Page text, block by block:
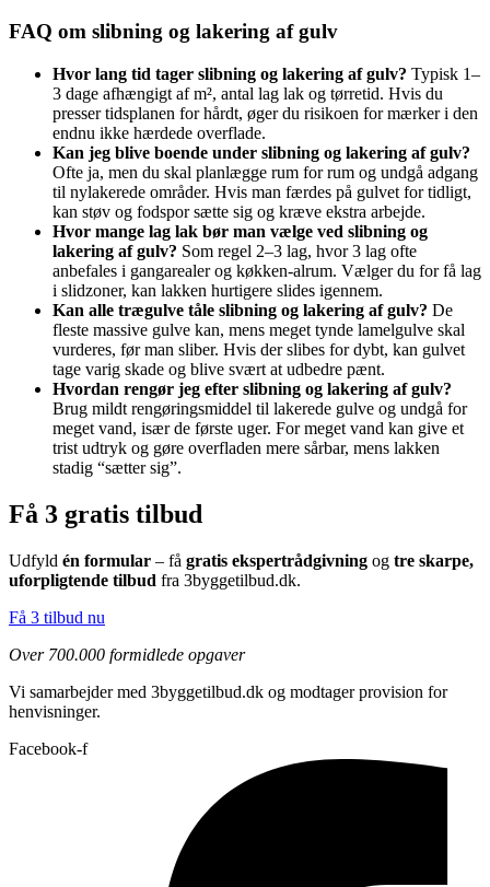
FAQ om slibning og lakering af gulv
Hvor lang tid tager slibning og lakering af gulv? Typisk 1–
3 dage afhængigt af m², antal lag lak og tørretid. Hvis du
presser tidsplanen for hårdt, øger du risikoen for mærker i den
endnu ikke hærdede overflade.
Kan jeg blive boende under slibning og lakering af gulv?
Ofte ja, men du skal planlægge rum for rum og undgå adgang
til nylakerede områder. Hvis man færdes på gulvet for tidligt,
kan støv og fodspor sætte sig og kræve ekstra arbejde.
Hvor mange lag lak bør man vælge ved slibning og
lakering af gulv? Som regel 2–3 lag, hvor 3 lag ofte
anbefales i gangarealer og køkken-alrum. Vælger du for få lag
i slidzoner, kan lakken hurtigere slides igennem.
Kan alle trægulve tåle slibning og lakering af gulv? De
fleste massive gulve kan, mens meget tynde lamelgulve skal
vurderes, før man sliber. Hvis der slibes for dybt, kan gulvet
tage varig skade og blive svært at udbedre pænt.
Hvordan rengør jeg efter slibning og lakering af gulv?
Brug mildt rengøringsmiddel til lakerede gulve og undgå for
meget vand, især de første uger. For meget vand kan give et
trist udtryk og gøre overfladen mere sårbar, mens lakken
stadig “sætter sig”.
Få 3 gratis tilbud
Udfyld én formular – få gratis ekspertrådgivning og tre skarpe,
uforpligtende tilbud fra 3byggetilbud.dk.
Få 3 tilbud nu
Over 700.000 formidlede opgaver
Vi samarbejder med 3byggetilbud.dk og modtager provision for
henvisninger.
Facebook-f